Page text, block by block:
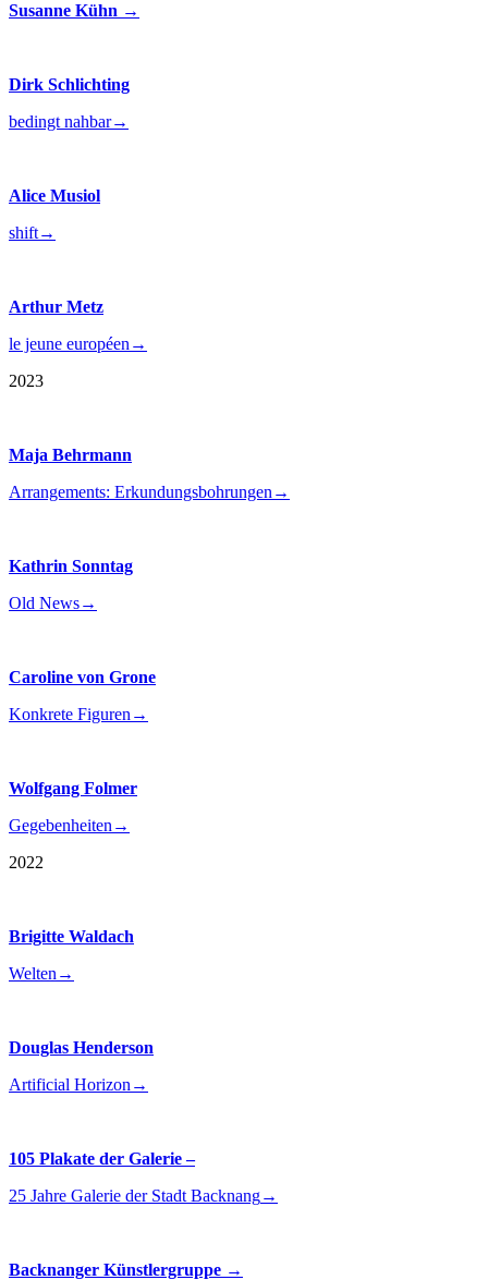
Susanne Kühn →
Dirk Schlichting
bedingt nahbar→
Alice Musiol
shift→
Arthur Metz
le jeune européen →
2023
Maja Behrmann
Arrangements: Erkundungsbohrungen →
Kathrin Sonntag
Old News→
Caroline von Grone
Konkrete Figuren →
Wolfgang Folmer
Gegebenheiten →
2022
Brigitte Waldach
Welten →
Douglas Henderson
Artificial Horizon →
105 Plakate der Galerie –
25 Jahre Galerie der Stadt Backnang→
Backnanger Künstlergruppe →